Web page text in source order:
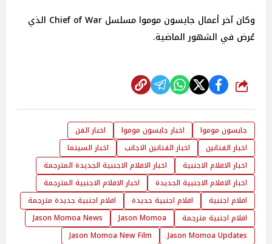
وكان آخر أعمال جايسون موموا مسلسل Chief of War الذي
عُرض في الشهور الماضية.
شارك
جايسون موموا اخبار جايسون موموا
اخبار الفن
اخبار الفنانين
اخبار الفنانين الاجانب
اخبار السينما
اخبار الافلام الاجنبية
اخبار الافلام الاجنبية الجديدة المترجمة
اخبار الافلام الاجنبية الجديدة
اخبار الافلام الاجنبية المترجمة
افلام اجنبية
افلام اجنبية جديدة
افلام اجنبية جديدة مترجمة
افلام اجنبية مترجمة
Jason Momoa
Jason Momoa News
Jason Momoa Updates
Jason Momoa New Film